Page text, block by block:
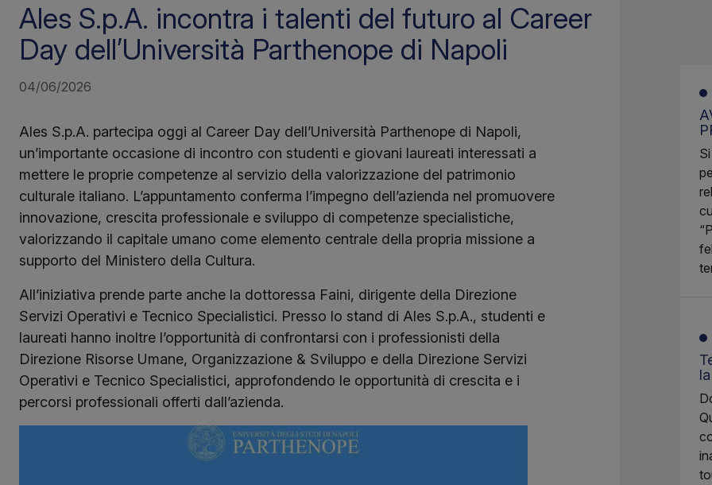
Ales S.p.A. incontra i talenti del futuro al Career
Day dell’Università Parthenope di Napoli
04/06/2026
Ales S.p.A. partecipa oggi al Career Day dell’Università Parthenope di Napoli,
un’importante occasione di incontro con studenti e giovani laureati interessati a
mettere le proprie competenze al servizio della valorizzazione del patrimonio
culturale italiano. L’appuntamento conferma l’impegno dell’azienda nel promuovere
innovazione, crescita professionale e sviluppo di competenze specialistiche,
valorizzando il capitale umano come elemento centrale della propria missione a
supporto del Ministero della Cultura.
All’iniziativa prende parte anche la dottoressa Faini, dirigente della Direzione
Servizi Operativi e Tecnico Specialistici. Presso lo stand di Ales S.p.A., studenti e
laureati hanno inoltre l’opportunità di confrontarsi con i professionisti della
Direzione Risorse Umane, Organizzazione & Sviluppo e della Direzione Servizi
Operativi e Tecnico Specialistici, approfondendo le opportunità di crescita e i
percorsi professionali offerti dall’azienda.